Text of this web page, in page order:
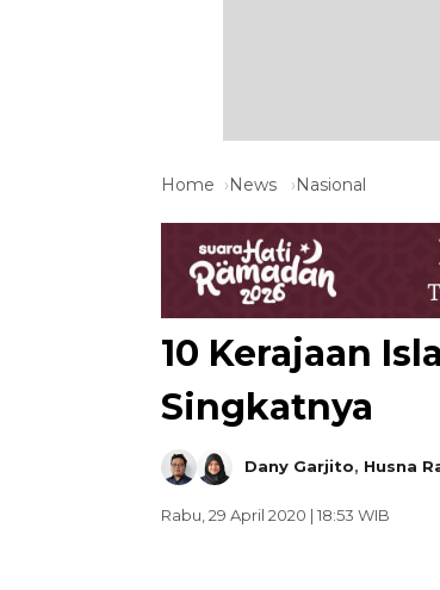
Home News Nasional
10 Kerajaan
Singkatnya
Dany Garjito, Husna
Rabu, 29 April 2020 | 18:53 WIB